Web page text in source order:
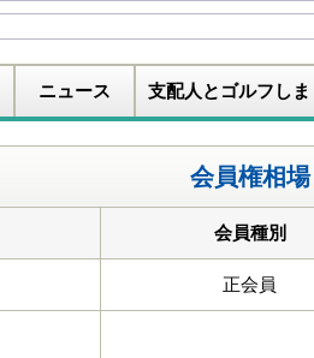
ニュース 支配人とゴルフしま
会員権相場
会員種別
正会員